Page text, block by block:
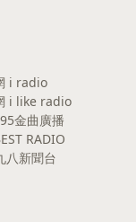
i radio
i like radio
金曲廣播
RADIO
八新聞台